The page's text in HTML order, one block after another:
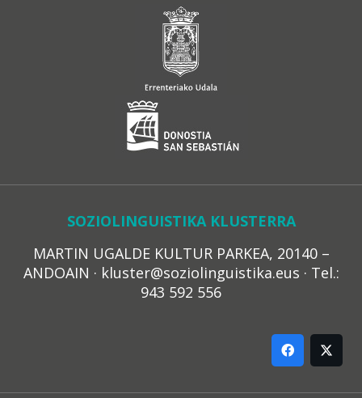
SOZIOLINGUISTIKA KLUSTERRA
MARTIN UGALDE KULTUR PARKEA, 20140 –
ANDOAIN · kluster@soziolinguistika.eus · Tel.:
943 592 556